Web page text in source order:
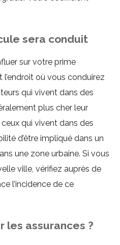
sera conduit
sur votre prime
l’endroit où vous conduirez
qui vivent dans des
plus cher leur
qui vivent dans des
d’être impliqué dans un
une zone urbaine. Si vous
ville, vérifiez auprès de
l’incidence de ce
les assurances ?